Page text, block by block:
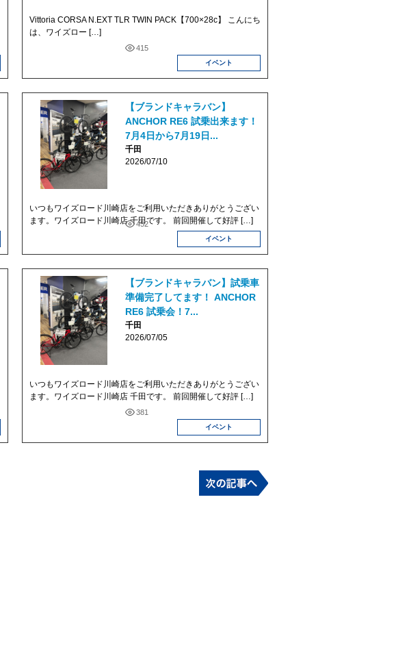
415
イベント
Vittoria CORSA N.EXT TLR TWIN PACK【700×28c】 こんにち
は、ワイズロー […]
【ブランドキャラバン】
ANCHOR RE6 試乗出来ます！
7月4日から7月19日...
千田
2026/07/10
452
イベント
いつもワイズロード川崎店をご利用いただきありがとうござい
ます。ワイズロード川崎店 千田です。 前回開催して好評 […]
【ブランドキャラバン】試乗車
準備完了してます！ ANCHOR
RE6 試乗会！7...
千田
2026/07/05
381
イベント
いつもワイズロード川崎店をご利用いただきありがとうござい
ます。ワイズロード川崎店 千田です。 前回開催して好評 […]